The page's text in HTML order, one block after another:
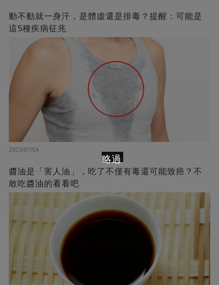
動不動就一身汗，是體虛還是排毒？提醒：可能是
這5種疾病征兆
2023/07/04
醬油是「害人油」，吃了不僅有毒還可能致癌？不
敢吃醬油的看看吧
略過